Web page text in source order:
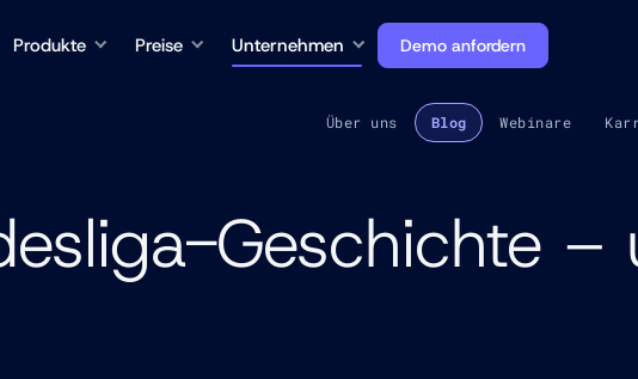
Produkte Preise Unternehmen Demo anfordern
Über uns Blog Webinare
Geschichte –